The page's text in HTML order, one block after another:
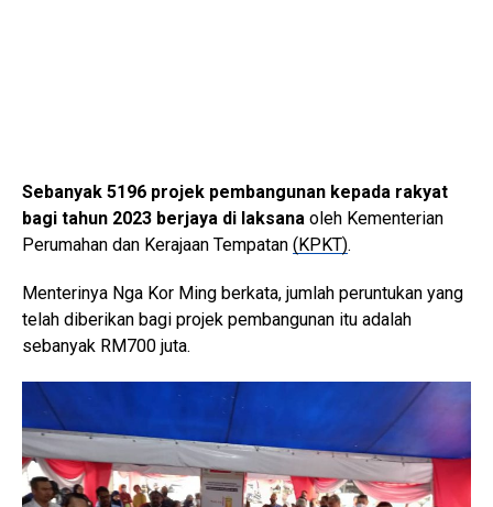
Sebanyak 5196 projek pembangunan kepada rakyat
bagi tahun 2023 berjaya di laksana oleh Kementerian
Perumahan dan Kerajaan Tempatan (KPKT).
Menterinya Nga Kor Ming berkata, jumlah peruntukan yang
telah diberikan bagi projek pembangunan itu adalah
sebanyak RM700 juta.